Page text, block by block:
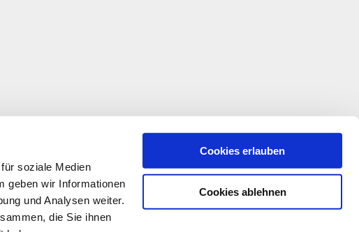
soziale Medien
geben wir Informationen
und Analysen weiter.
die Sie ihnen
Cookies erlauben
Cookies ablehnen